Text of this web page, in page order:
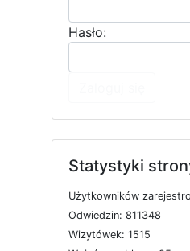
Hasło:
Statystyki
Użytkowników zarejestro
Odwiedzin: 811348
Wizytówek: 1515